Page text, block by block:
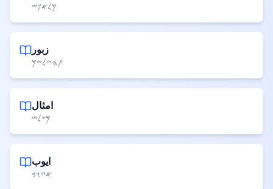
𐤌𐤋𐤀𐤊𐤉
زبور
𐤕𐤄𐤉𐤋𐤉𐤌
امثال
𐤌𐤔𐤋𐤉
ایوب
𐤀𐤉𐤅𐤁